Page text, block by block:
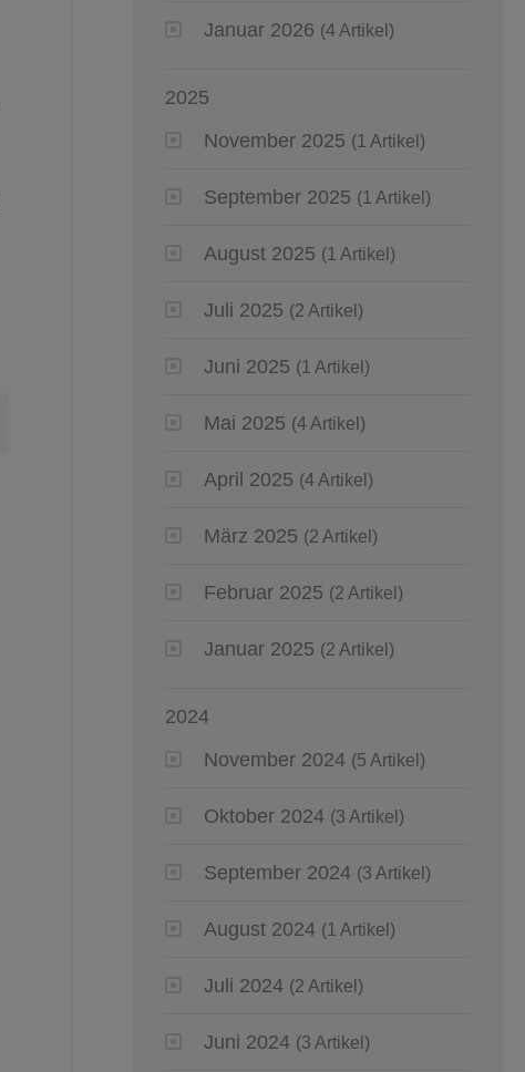
Januar 2026 (4 Artikel)
2025
November 2025 (1 Artikel)
September 2025 (1 Artikel)
August 2025 (1 Artikel)
Juli 2025 (2 Artikel)
Juni 2025 (1 Artikel)
Mai 2025 (4 Artikel)
April 2025 (4 Artikel)
März 2025 (2 Artikel)
Februar 2025 (2 Artikel)
Januar 2025 (2 Artikel)
2024
November 2024 (5 Artikel)
Oktober 2024 (3 Artikel)
September 2024 (3 Artikel)
August 2024 (1 Artikel)
Juli 2024 (2 Artikel)
Juni 2024 (3 Artikel)